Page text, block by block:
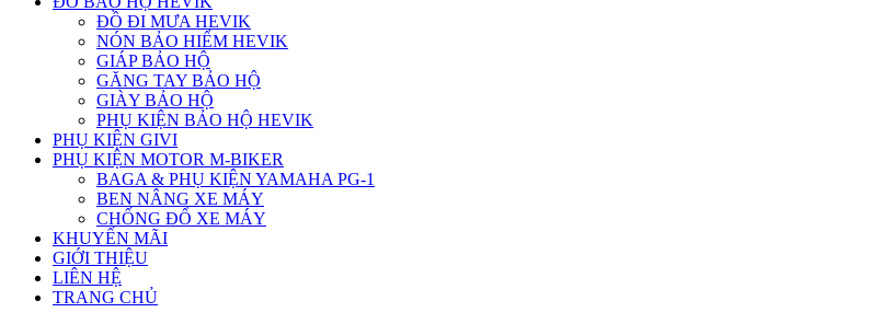
ĐỒ ĐI MƯA HEVIK
NÓN BẢO HIỂM HEVIK
GIÁP BẢO HỘ
GĂNG TAY BẢO HỘ
GIÀY BẢO HỘ
PHỤ KIỆN BẢO HỘ HEVIK
PHỤ KIỆN GIVI
PHỤ KIỆN MOTOR M-BIKER
BAGA & PHỤ KIỆN YAMAHA PG-1
BEN NÂNG XE MÁY
CHỐNG ĐỔ XE MÁY
KHUYẾN MÃI
GIỚI THIỆU
LIÊN HỆ
TRANG CHỦ